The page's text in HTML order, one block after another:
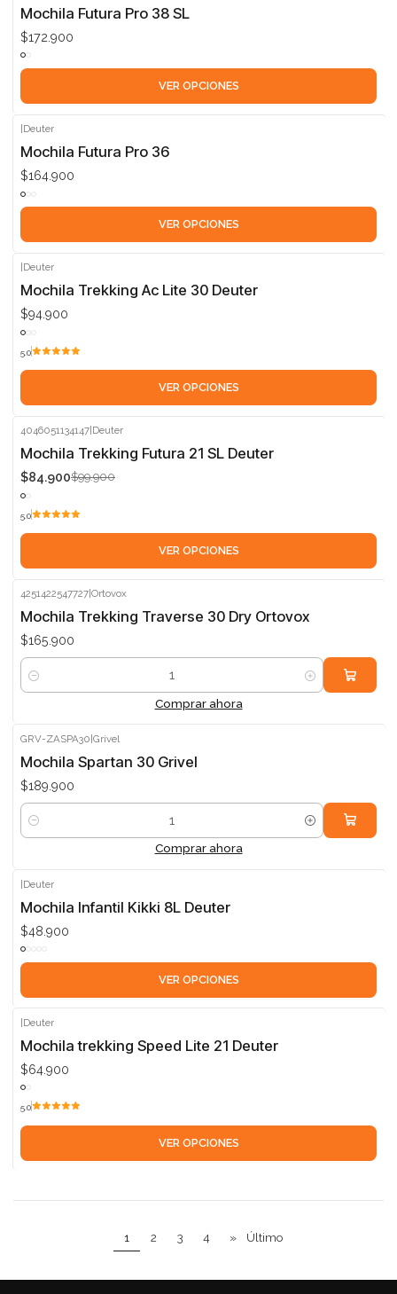
Mochila Futura Pro 38 SL
$172.900
VER OPCIONES
Deuter
Mochila Futura Pro 36
$164.900
VER OPCIONES
Deuter
Mochila Trekking Ac Lite 30 Deuter
$94.900
5.0
VER OPCIONES
-15%
4046051134147 Deuter
Mochila Trekking Futura 21 SL Deuter
$84.900$99.900
5.0
VER OPCIONES
4251422547727 |Ortovox
Mochila Trekking Traverse 30 Dry Ortovox
$165.900
Cantidad
Comprar ahora
GRV-ZASPA30 |Grivel
Mochila Spartan 30 Grivel
$189.900
Cantidad
Comprar ahora
Deuter
Mochila Infantil Kikki 8L Deuter
$48.900
VER OPCIONES
Deuter
Mochila trekking Speed Lite 21 Deuter
$64.900
5.0
VER OPCIONES
1 2 3 4 » Último